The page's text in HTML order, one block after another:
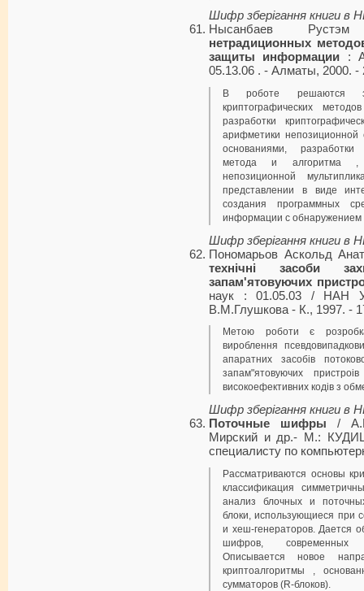
Шифр зберігання книги в
Нысанбаев
нетрадиционных
защиты информации :
05.13.06 . - Алматы, 2000. -
В роботе решаются
криптографических
разработки
арифметики
основаниями, разработки
метода и алгоритма ,
непозиционной
представлении в виде
создания программных
информации с обнаружением
Шифр зберігання книги в
Пономарьов Аскольд
технічні засоби
запам'ятовуючих
наук : 01.05.03 / НАН
В.М.Глушкова - К., 1997. -
Метою роботи є розробка
вироблення
апаратних засобів
запам"ятовуючих
високоефективних кодів з
Шифр зберігання книги в
Поточные шифры /
Мирский и др.- М.:
специалисту по
Рассматриваются основы
классификация
анализ блочных и
блоки, использующиеся при
и хеш-генераторов. Дается
шифров, современных
Описывается новое
криптоалгоритмы ,
сумматоров (R-блоков).